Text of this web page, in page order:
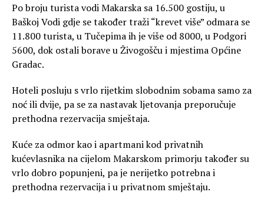
Po broju turista vodi Makarska sa 16.500 gostiju, u
Baškoj Vodi gdje se također traži “krevet više” odmara se
11.800 turista, u Tučepima ih je više od 8000, u Podgori
5600, dok ostali borave u Živogošču i mjestima Općine
Gradac.
Hoteli posluju s vrlo rijetkim slobodnim sobama samo za
noć ili dvije, pa se za nastavak ljetovanja preporučuje
prethodna rezervacija smještaja.
Kuće za odmor kao i apartmani kod privatnih
kućevlasnika na cijelom Makarskom primorju također su
vrlo dobro popunjeni, pa je nerijetko potrebna i
prethodna rezervacija i u privatnom smještaju.